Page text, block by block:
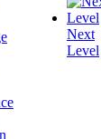
Next
Level